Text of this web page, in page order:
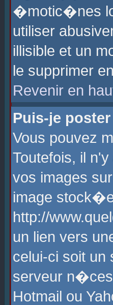
�motic�nes
utiliser
illisible et un
le supprimer
Revenir en
Puis-je
Vous pouvez
Toutefois, il
vos images
image
http://
un lien vers
celui-ci soit
serveur
Hotmail ou